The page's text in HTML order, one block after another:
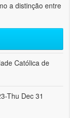
a distinção entre
Católica de
Thu Dec 31